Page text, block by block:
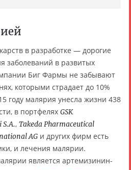
в разработке — дорогие
заболеваний в развитых
Биг Фармы не забывают
которыми страдает до 10%
году малярия унесла жизни 438
в портфелях GSK
S.A., Takeda Pharmaceutical
AG и других фирм есть
и лечения малярии.
является артемизинин-